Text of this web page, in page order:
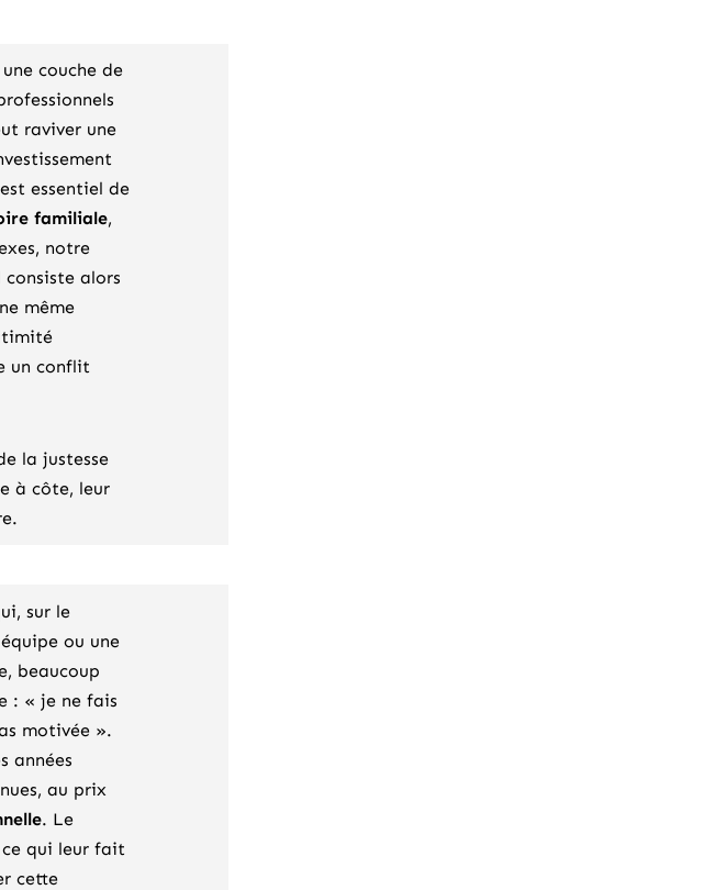
couche de
raviver une
essentiel de
familiale,
notre
alors
même
un conflit
la justesse
à côte, leur
sur le
ou une
beaucoup
: « je ne fais
motivée ».
années
au prix
. Le
qui leur fait
cette